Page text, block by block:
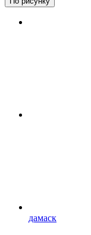
дамаск